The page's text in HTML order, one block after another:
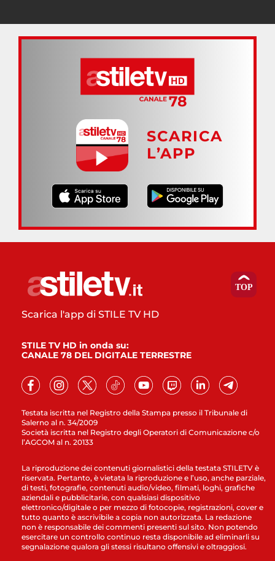
SCARICA
L’APP
Testata iscritta nel Registro della Stampa presso il Tribunale di
Salerno al n. 34/2009
Società iscritta nel Registro degli Operatori di Comunicazione c/o
l’AGCOM al n. 20133
Scarica l'app di STILE TV HD
STILE TV HD in onda su:
CANALE 78 DEL DIGITALE TERRESTRE
La riproduzione dei contenuti giornalistici della testata STILETV è
riservata. Pertanto, è vietata la riproduzione e l’uso, anche parziale,
di testi, fotografie, contenuti audio/video, filmati, loghi, grafiche
aziendali e pubblicitarie, con qualsiasi dispositivo
elettronico/digitale o per mezzo di fotocopie, registrazioni, cover e
tutto quanto è ascrivibile a copia non autorizzata. La redazione
non è responsabile dei commenti presenti sul sito. Non potendo
esercitare un controllo continuo resta disponibile ad eliminarli su
segnalazione qualora gli stessi risultano offensivi e oltraggiosi.